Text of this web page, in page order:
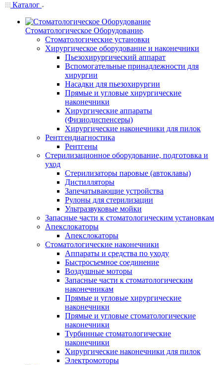
Каталог
Стоматологическое Оборудование
Стоматологические установки
Хирургическое оборудование и наконечники
Пьезохирургический аппарат
Вспомогательные принадлежности для
хирургии
Насадки для пьезохирургии
Прямые и угловые хирургические
наконечники
Хирургические аппараты
(Физиодиспенсеры)
Хирургические наконечники для пилок
Рентгендиагностика
Рентгены
Стерилизационное оборудование, подготовка и
уход
Стерилизаторы паровые (автоклавы)
Дистилляторы
Запечатывающие устройства
Рулоны для стерилизации
Ультразвуковые мойки
Запасные части к стоматологическим установкам
Апекслокаторы
Апекслокаторы
Стоматологические наконечники
Аппараты и средства по уходу
Быстросъемное соединение
Воздушные моторы
Запасные части к стоматологическим
наконечникам
Прямые и угловые хирургические
наконечники
Прямые и угловые стоматологические
наконечники
Турбинные стоматологические
наконечники
Хирургические наконечники для пилок
Электромоторы